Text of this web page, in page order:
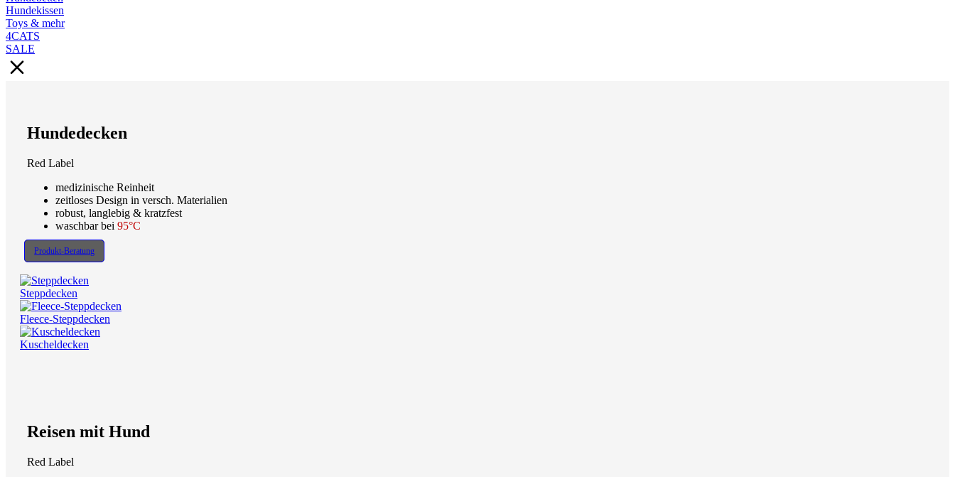
Hundekissen
Toys & mehr
4CATS
SALE
Hundedecken
Red Label
medizinische Reinheit
zeitloses Design in versch. Materialien
robust, langlebig & kratzfest
waschbar bei 95°C
Produkt-Beratung
Steppdecken
Fleece-Steppdecken
Kuscheldecken
Reisen mit Hund
Red Label